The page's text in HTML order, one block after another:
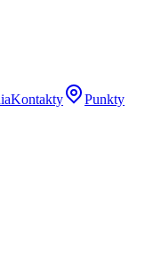
Kontakty
Punkty